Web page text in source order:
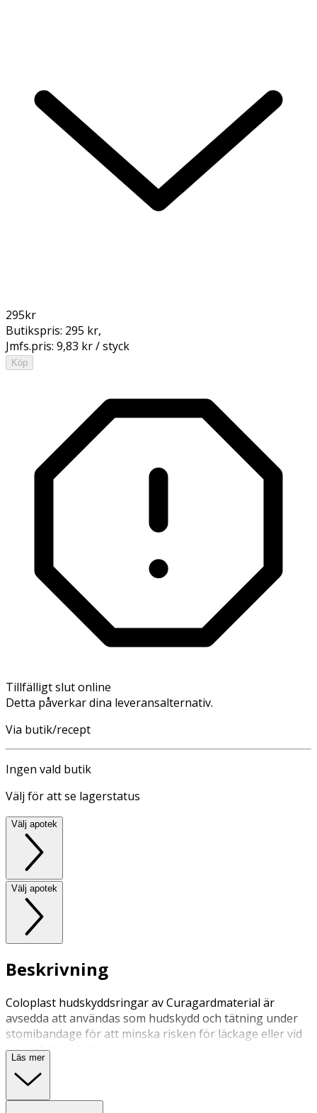
295kr
Butikspris: 295 kr,
Jmfs.pris: 9,83 kr / styck
Köp
Tillfälligt slut online
Detta påverkar dina leveransalternativ.
Via butik/recept
Ingen vald butik
Välj för att se lagerstatus
Välj apotek
Välj apotek
Beskrivning
Coloplast hudskyddsringar av Curagardmaterial är
avsedda att användas som hudskydd och tätning under
stomibandage för att minska risken för läckage eller vid
ojämnheter i huden.
Läs mer